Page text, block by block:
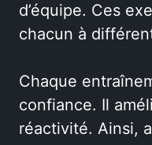
d’équipe. Ces
chacun à
Chaque
confiance. Il
réactivité. Ainsi,